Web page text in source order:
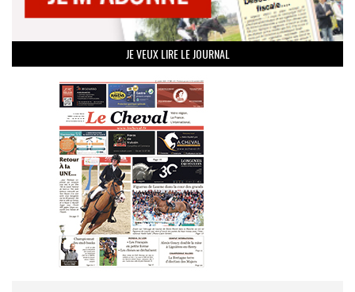
JE VEUX LIRE LE JOURNAL